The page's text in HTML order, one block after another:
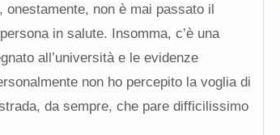
non è mai passato il
in salute. Insomma, c’è una
all’università e le evidenze
non ho percepito la voglia di
da sempre, che pare difficilissimo